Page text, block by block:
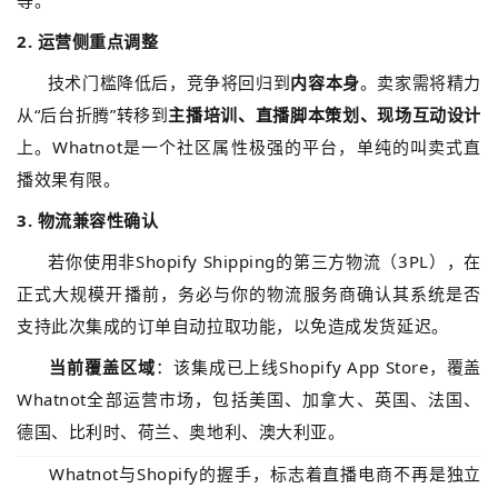
2. 运营侧重点调整
技术门槛降低后，竞争将回归到内容本身。卖家需将精力
从“后台折腾”转移到主播培训、直播脚本策划、现场互动设计
上。Whatnot是一个社区属性极强的平台，单纯的叫卖式直
播效果有限。
3. 物流兼容性确认
若你使用非Shopify Shipping的第三方物流（3PL），在
正式大规模开播前，务必与你的物流服务商确认其系统是否
支持此次集成的订单自动拉取功能，以免造成发货延迟。
当前覆盖区域：该集成已上线Shopify App Store，覆盖
Whatnot全部运营市场，包括美国、加拿大、英国、法国、
德国、比利时、荷兰、奥地利、澳大利亚。
Whatnot与Shopify的握手，标志着直播电商不再是独立